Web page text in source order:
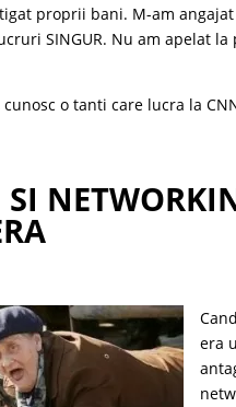
proprii bani. M-am
SINGUR. Nu am apelat
cunosc o tanti care lucra la
era